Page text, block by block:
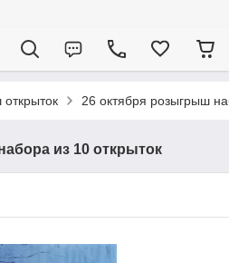
26 октября розыгрыш
из 10 открыток